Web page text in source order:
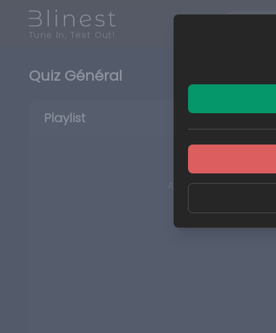
Tune In, Test Out!
Quiz Général
Playlist
Aucun extrait joué